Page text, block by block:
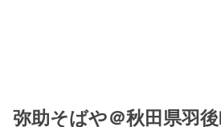
弥助そばや＠秋田県羽